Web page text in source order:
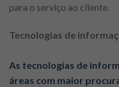
para o serviço ao cliente.
Tecnologias de
As tecnologias de
áreas com maior